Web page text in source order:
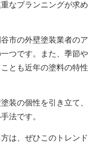
なプランニングが求め
市の外壁塗装業者のア
つです。また、季節や
とも近年の塗料の特性
装の個性を引き立て、
法です。
は、ぜひこのトレンド